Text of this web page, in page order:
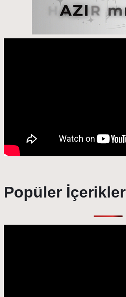
Popüler İçerikler